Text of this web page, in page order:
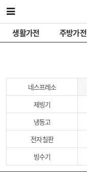
생활가전 주방가전
네스프레소
제빙기
냉동고
전자칠판
빙수기